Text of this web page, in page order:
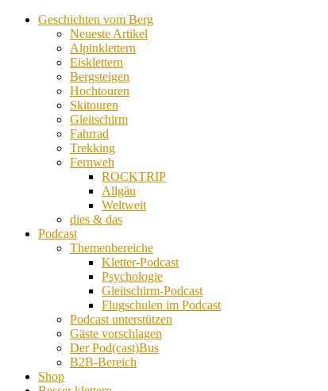
Geschichten vom Berg
Neueste Artikel
Alpinklettern
Eisklettern
Bergsteigen
Hochtouren
Skitouren
Gleitschirm
Fahrrad
Trekking
Fernweh
ROCKTRIP
Allgäu
Weltweit
dies & das
Podcast
Themenbereiche
Kletter-Podcast
Psychologie
Gleitschirm-Podcast
Flugschulen im Podcast
Podcast unterstützen
Gäste vorschlagen
Der Pod(cast)Bus
B2B-Bereich
Shop